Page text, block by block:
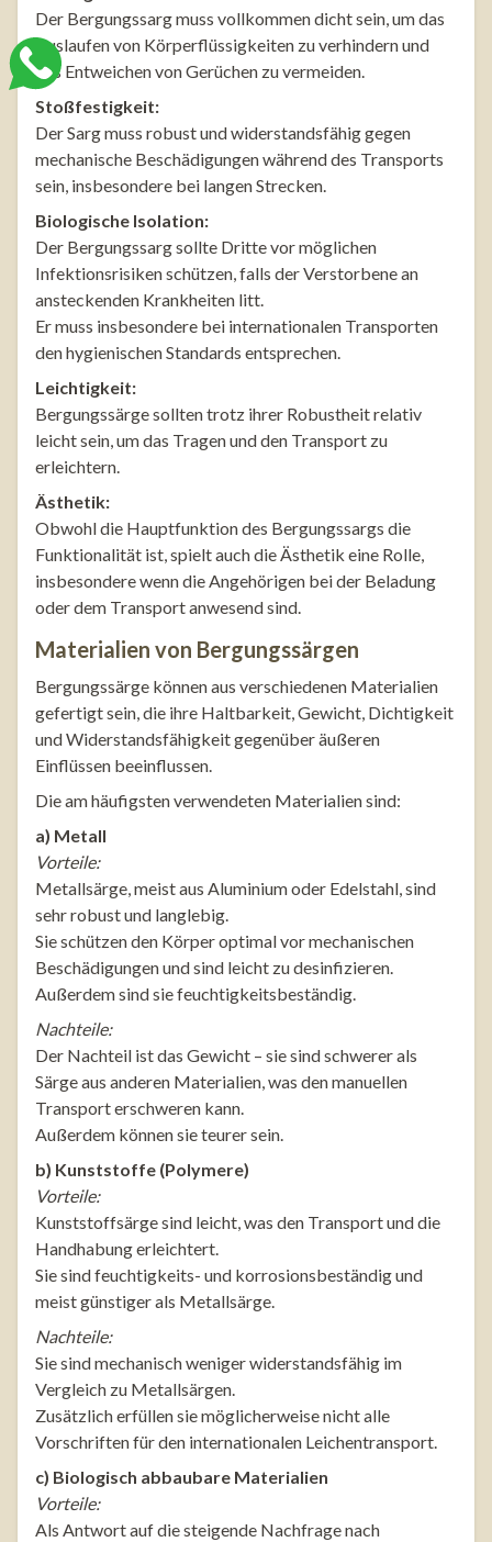
Der Bergungssarg muss vollkommen dicht sein, um das
Auslaufen von Körperflüssigkeiten zu verhindern und
das Entweichen von Gerüchen zu vermeiden.
Stoßfestigkeit:
Der Sarg muss robust und widerstandsfähig gegen
mechanische Beschädigungen während des Transports
sein, insbesondere bei langen Strecken.
Biologische Isolation:
Der Bergungssarg sollte Dritte vor möglichen
Infektionsrisiken schützen, falls der Verstorbene an
ansteckenden Krankheiten litt.
Er muss insbesondere bei internationalen Transporten
den hygienischen Standards entsprechen.
Leichtigkeit:
Bergungssärge sollten trotz ihrer Robustheit relativ
leicht sein, um das Tragen und den Transport zu
erleichtern.
Ästhetik:
Obwohl die Hauptfunktion des Bergungssargs die
Funktionalität ist, spielt auch die Ästhetik eine Rolle,
insbesondere wenn die Angehörigen bei der Beladung
oder dem Transport anwesend sind.
Materialien von Bergungssärgen
Bergungssärge können aus verschiedenen Materialien
gefertigt sein, die ihre Haltbarkeit, Gewicht, Dichtigkeit
und Widerstandsfähigkeit gegenüber äußeren
Einflüssen beeinflussen.
Die am häufigsten verwendeten Materialien sind:
a) Metall
Vorteile:
Metallsärge, meist aus Aluminium oder Edelstahl, sind
sehr robust und langlebig.
Sie schützen den Körper optimal vor mechanischen
Beschädigungen und sind leicht zu desinfizieren.
Außerdem sind sie feuchtigkeitsbeständig.
Nachteile:
Der Nachteil ist das Gewicht – sie sind schwerer als
Särge aus anderen Materialien, was den manuellen
Transport erschweren kann.
Außerdem können sie teurer sein.
b) Kunststoffe (Polymere)
Vorteile:
Kunststoffsärge sind leicht, was den Transport und die
Handhabung erleichtert.
Sie sind feuchtigkeits- und korrosionsbeständig und
meist günstiger als Metallsärge.
Nachteile:
Sie sind mechanisch weniger widerstandsfähig im
Vergleich zu Metallsärgen.
Zusätzlich erfüllen sie möglicherweise nicht alle
Vorschriften für den internationalen Leichentransport.
c) Biologisch abbaubare Materialien
Vorteile:
Als Antwort auf die steigende Nachfrage nach